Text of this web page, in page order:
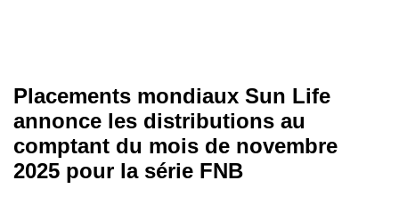
Placements mondiaux Sun Life
annonce les distributions au
comptant du mois de novembre
2025 pour la série FNB